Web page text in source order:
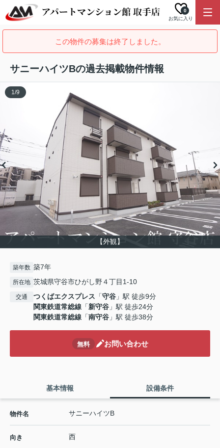
お気に入り
0
この物件の募集は終了しました。
サニーハイツBの過去掲載物件情報
【外観】
1/9
築年数 築7年
所在地 茨城県守谷市ひがし野４丁目1-10
交通 つくばエクスプレス 「守谷 」駅 徒歩9分
関東鉄道常総線 「新守谷 」駅 徒歩24分
関東鉄道常総線 「南守谷 」駅 徒歩38分
無料 お問い合わせ
基本情報 設備条件
物件名 サニーハイツB
向き 西